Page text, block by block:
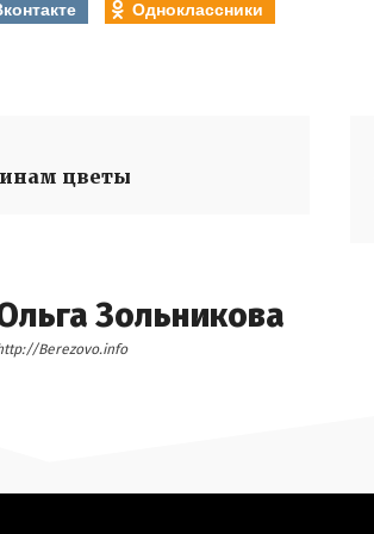
Одноклассники
цветы
Зольникова
Berezovo.info